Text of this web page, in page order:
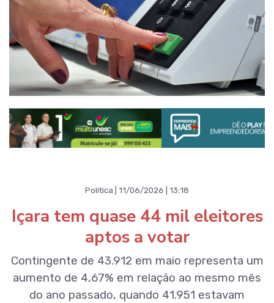
Política | 11/06/2026 | 13:18
Içara tem quase 44 mil eleitores
aptos a votar
Contingente de 43.912 em maio representa um
aumento de 4,67% em relação ao mesmo mês
do ano passado, quando 41.951 estavam